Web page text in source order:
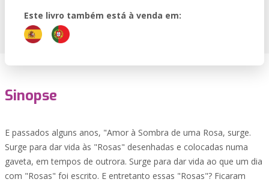
Este livro também está à venda em:
Sinopse
E passados alguns anos, "Amor à Sombra de uma Rosa, surge.
Surge para dar vida às "Rosas" desenhadas e colocadas numa
gaveta, em tempos de outrora. Surge para dar vida ao que um dia
com "Rosas" foi escrito. E entretanto essas "Rosas"? Ficaram